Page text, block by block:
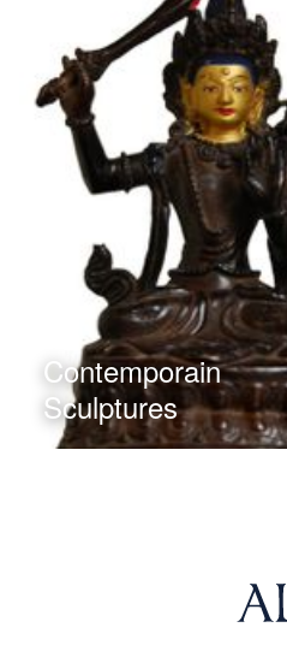
Contemporain
Sculptures